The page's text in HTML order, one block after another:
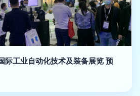
际工业自动化技术及装备展览 预